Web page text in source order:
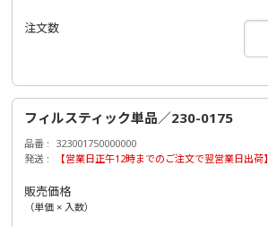
注文数
フィルスティック単品／230-0175
品番
323001750000000
発送
【営業日正午12時までのご注文で翌営業日出荷】
販売価格
（単価 × 入数）